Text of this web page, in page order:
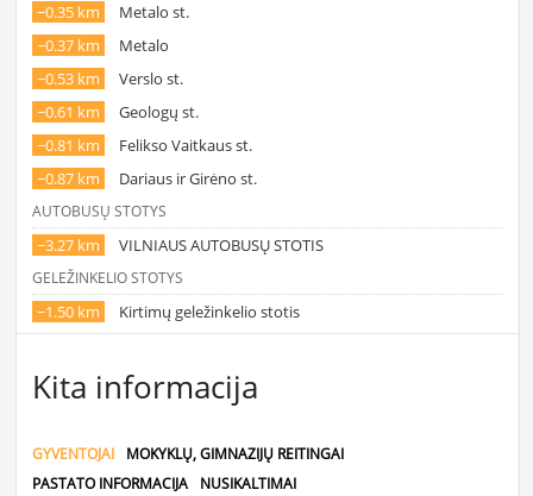
~0.35 km
Metalo st.
~0.37 km
Metalo
~0.53 km
Verslo st.
~0.61 km
Geologų st.
~0.81 km
Felikso Vaitkaus st.
~0.87 km
Dariaus ir Girėno st.
AUTOBUSŲ STOTYS
~3.27 km VILNIAUS AUTOBUSŲ STOTIS
GELEŽINKELIO STOTYS
~1.50 km Kirtimų geležinkelio stotis
Kita informacija
GYVENTOJAI
MOKYKLŲ, GIMNAZIJŲ REITINGAI
PASTATO INFORMACIJA
NUSIKALTIMAI